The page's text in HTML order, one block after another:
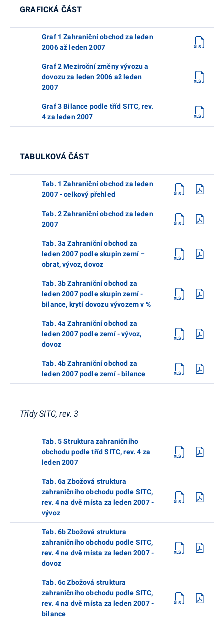
GRAFICKÁ ČÁST
Graf 1 Zahraniční obchod za leden
2006 až leden 2007
Graf 2 Meziroční změny vývozu a
dovozu za leden 2006 až leden
2007
Graf 3 Bilance podle tříd SITC, rev.
4 za leden 2007
TABULKOVÁ ČÁST
Tab. 1 Zahraniční obchod za leden
2007 - celkový přehled
Tab. 2 Zahraniční obchod za leden
2007
Tab. 3a Zahraniční obchod za
leden 2007 podle skupin zemí –
obrat, vývoz, dovoz
Tab. 3b Zahraniční obchod za
leden 2007 podle skupin zemí -
bilance, krytí dovozu vývozem v %
Tab. 4a Zahraniční obchod za
leden 2007 podle zemí - vývoz,
dovoz
Tab. 4b Zahraniční obchod za
leden 2007 podle zemí - bilance
Třídy SITC, rev. 3
Tab. 5 Struktura zahraničního
obchodu podle tříd SITC, rev. 4 za
leden 2007
Tab. 6a Zbožová struktura
zahraničního obchodu podle SITC,
rev. 4 na dvě místa za leden 2007 -
vývoz
Tab. 6b Zbožová struktura
zahraničního obchodu podle SITC,
rev. 4 na dvě místa za leden 2007 -
dovoz
Tab. 6c Zbožová struktura
zahraničního obchodu podle SITC,
rev. 4 na dvě místa za leden 2007 -
bilance